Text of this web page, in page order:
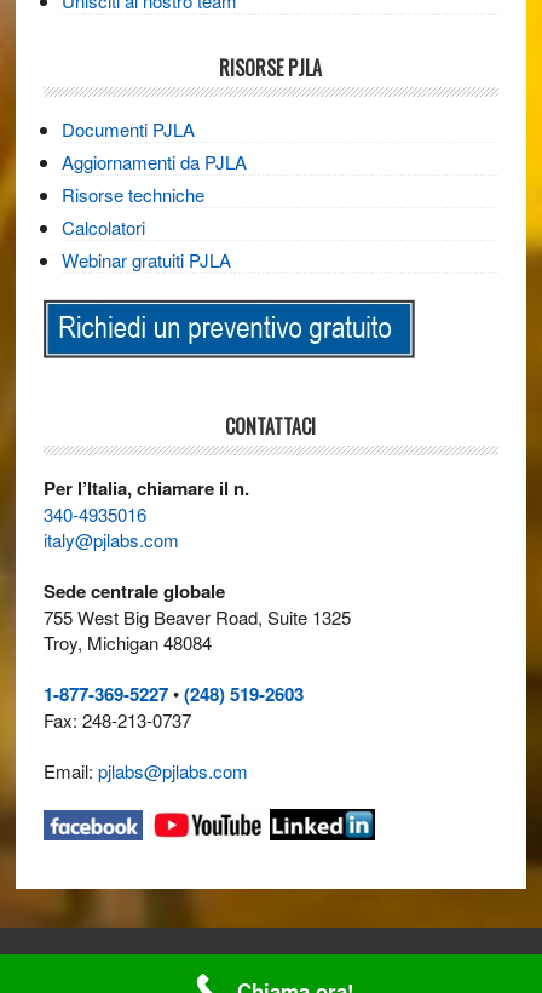
RISORSE PJLA
Documenti PJLA
Aggiornamenti da PJLA
Risorse techniche
Calcolatori
Webinar gratuiti PJLA
CONTATTACI
Per l’Italia, chiamare il n.
340-4935016
italy@pjlabs.com
Sede centrale globale
755 West Big Beaver Road, Suite 1325
Troy, Michigan 48084
1-877-369-5227•(248) 519-2603
Fax: 248-213-0737
Email: pjlabs@pjlabs.com
rights reserved.